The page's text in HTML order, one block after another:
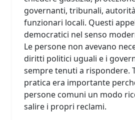
governanti, tribunali,
funzionari locali. Questi
democratici nel senso
Le persone non avevano
diritti politici uguali e i
sempre tenuti a rispondere.
pratica era importante
persone comuni un modo
salire i propri reclami.